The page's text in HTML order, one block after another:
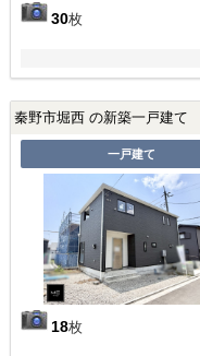
30枚
秦野市堀西 の新築一戸建て
一戸建て
18枚